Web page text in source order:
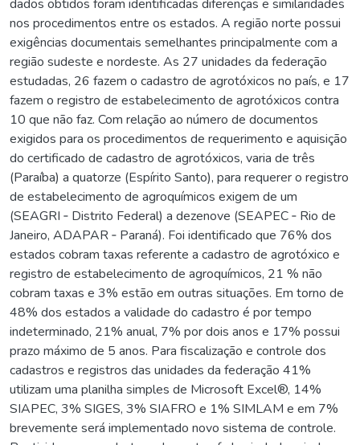
dados obtidos foram identificadas diferenças e similaridades
nos procedimentos entre os estados. A região norte possui
exigências documentais semelhantes principalmente com a
região sudeste e nordeste. As 27 unidades da federação
estudadas, 26 fazem o cadastro de agrotóxicos no país, e 17
fazem o registro de estabelecimento de agrotóxicos contra
10 que não faz. Com relação ao número de documentos
exigidos para os procedimentos de requerimento e aquisição
do certificado de cadastro de agrotóxicos, varia de três
(Paraíba) a quatorze (Espírito Santo), para requerer o registro
de estabelecimento de agroquímicos exigem de um
(SEAGRI ‐ Distrito Federal) a dezenove (SEAPEC ‐ Rio de
Janeiro, ADAPAR ‐ Paraná). Foi identificado que 76% dos
estados cobram taxas referente a cadastro de agrotóxico e
registro de estabelecimento de agroquímicos, 21 % não
cobram taxas e 3% estão em outras situações. Em torno de
48% dos estados a validade do cadastro é por tempo
indeterminado, 21% anual, 7% por dois anos e 17% possui
prazo máximo de 5 anos. Para fiscalização e controle dos
cadastros e registros das unidades da federação 41%
utilizam uma planilha simples de Microsoft Excel®, 14%
SIAPEC, 3% SIGES, 3% SIAFRO e 1% SIMLAM e em 7%
brevemente será implementado novo sistema de controle.